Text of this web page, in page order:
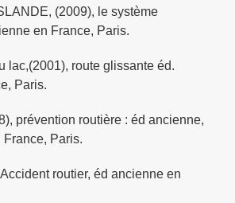
(2009), le système
en France, Paris.
lac,(2001), route glissante éd.
Paris.
prévention routière : éd ancienne,
Paris.
routier, éd ancienne en